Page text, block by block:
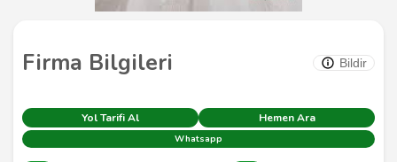
Firma Bilgileri Bildir
Yol Tarifi Al Hemen Ara
Whatsapp